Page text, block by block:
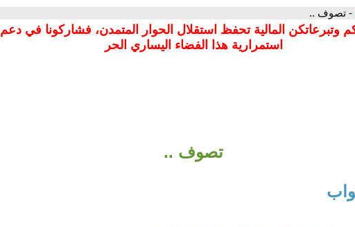
- تصوف ..
وتبرعاتكن المالية تحفظ استقلال الحوار المتمدن، فشاركونا في دعم
استمرارية هذا الفضاء اليساري الحر
تصوف ..